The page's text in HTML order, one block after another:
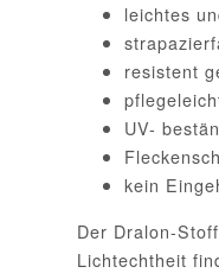
leichtes
resistent
UV-
kein
Der Dralon-
Lichtechtheit